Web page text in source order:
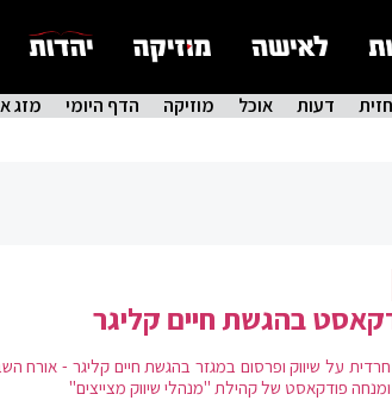
דעות אוכל מוזיקה הדף היומי מזג
בהגשת חיים קליגר
על שיווק ופרסום במגזר בהגשת חיים קליגר - אורח
ומנחה פודקאסט של קהילת "מנהלי שיווק מצייצים"